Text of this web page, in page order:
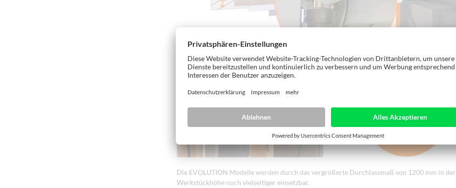
Die EVOLUTION Modelle werden durch das vergrößerte Durchlassmaß von 1200 mm in der
Werkstückhöhe noch vielseitiger einsetzbar.